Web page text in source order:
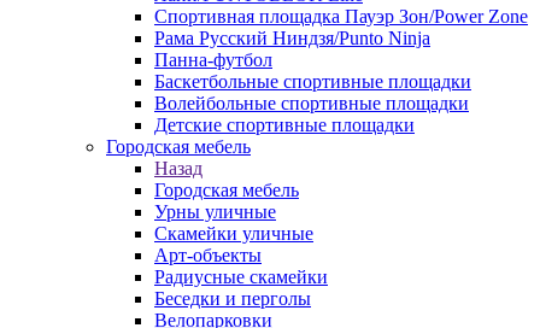
Спортивная площадка Пауэр Зон/Power Zone
Рама Русский Ниндзя/Punto Ninja
Панна-футбол
Баскетбольные спортивные площадки
Волейбольные спортивные площадки
Детские спортивные площадки
Городская мебель
Назад
Городская мебель
Урны уличные
Скамейки уличные
Арт-объекты
Радиусные скамейки
Беседки и перголы
Велопарковки